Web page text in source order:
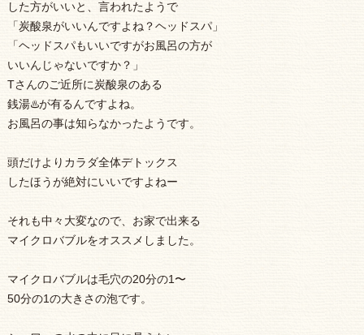
した方がいいと、言われたようで
「炭酸泉がいいんですよね？ヘッドスパ」
「ヘッドスパもいいですがお風呂の方が
いいんじゃないですか？」
Tさんのご近所に炭酸泉のある
銭湯♨️が有るんですよね。
お風呂の事は知らなかったようです。
頭だけよりカラダ全体デトックス
したほうが絶対にいいですよねー
それも中々大変なので、お家で出来る
マイクロバブルをオススメしました。
マイクロバブルは毛穴の20分の1〜
50分の1の大きさの泡です。